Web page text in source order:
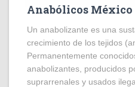
Anabólicos México
Un anabolizante es una
crecimiento de los tejidos
Permanentemente
anabolizantes, producidos
suprarrenales y usados